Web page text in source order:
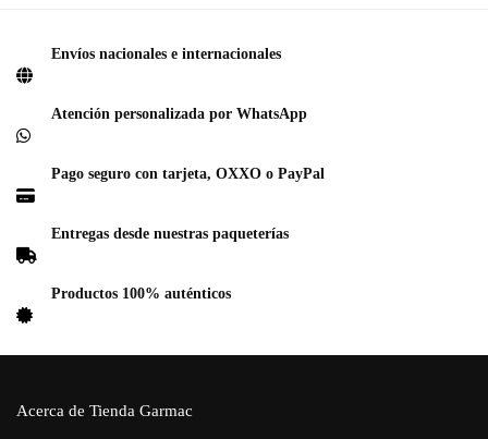
Envíos nacionales e internacionales
Atención personalizada por WhatsApp
Pago seguro con tarjeta, OXXO o PayPal
Entregas desde nuestras paqueterías
Productos 100% auténticos
Acerca de Tienda Garmac